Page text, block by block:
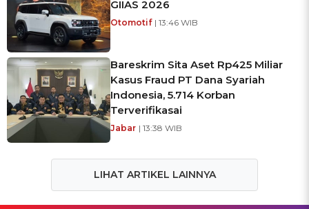
GIIAS 2026
Otomotif | 13:46 WIB
Bareskrim Sita Aset Rp425 Miliar
Kasus Fraud PT Dana Syariah
Indonesia, 5.714 Korban
Terverifikasai
Jabar | 13:38 WIB
LIHAT ARTIKEL LAINNYA